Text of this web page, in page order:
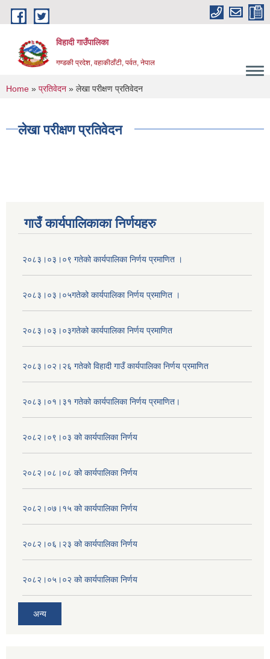
Skip to main content
विहादी गाउँपालिका
गण्डकी प्रदेश, वहाकीठाँटी, पर्वत, नेपाल
You are here
Home » प्रतिवेदन » लेखा परीक्षण प्रतिवेदन
लेखा परीक्षण प्रतिवेदन
गाउँ कार्यपालिकाका निर्णयहरु
२०८३।०३।०९ गतेको कार्यपालिका निर्णय प्रमाणित ।
२०८३।०३।०५गतेको कार्यपालिका निर्णय प्रमाणित ।
२०८३।०३।०३गतेको कार्यपालिका निर्णय प्रमाणित
२०८३।०२।२६ गतेको विहादी गाउँ कार्यपालिका निर्णय प्रमाणित
२०८३।०१।३१ गतेको कार्यपालिका निर्णय प्रमाणित।
२०८२।०९।०३ को कार्यपालिका निर्णय
२०८२।०८।०८ को कार्यपालिका निर्णय
२०८२।०७।१५ को कार्यपालिका निर्णय
२०८२।०६।२३ को कार्यपालिका निर्णय
२०८२।०५।०२ को कार्यपालिका निर्णय
अन्य